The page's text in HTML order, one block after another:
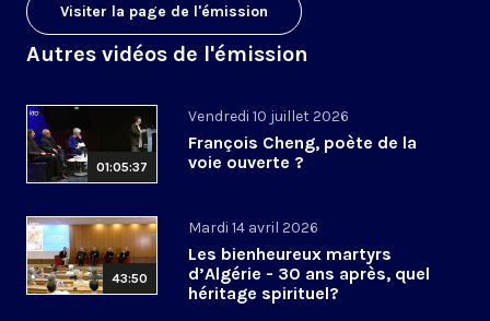
Visiter la page de l'émission
Autres vidéos de l'émission
01:05:37
Vendredi 10 juillet 2026
François Cheng, poète de la
voie ouverte ?
43:50
Mardi 14 avril 2026
Les bienheureux martyrs
d’Algérie - 30 ans après, quel
héritage spirituel?